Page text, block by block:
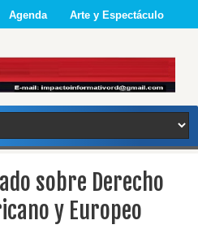
Agenda Arte y Espectáculo
sobre Derecho
y Europeo